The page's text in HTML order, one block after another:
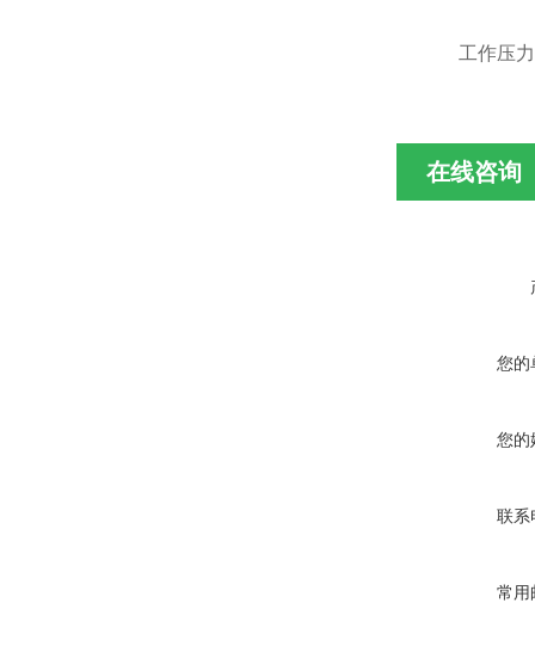
工作压力
在线咨询
您的
您的
联系
常用